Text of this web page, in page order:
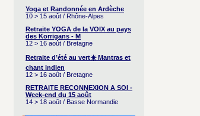
Yoga et Randonnée en Ardèche
10 > 15 août / Rhône-Alpes
Retraite YOGA de la VOIX au pays
des Korrigans - M
12 > 16 août / Bretagne
Retraite d’été au vert☀️ Mantras et
chant indien
12 > 16 août / Bretagne
RETRAITE RECONNEXION A SOI -
Week-end du 15 août
14 > 18 août / Basse Normandie